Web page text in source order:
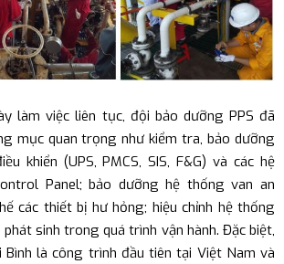
làm việc liên tục, đội bảo dưỡng PPS đã
mục quan trọng như kiểm tra, bảo dưỡng
khiển (UPS, PMCS, SIS, F&G) và các hệ
Panel; bảo dưỡng hệ thống van an
các thiết bị hư hỏng; hiệu chỉnh hệ thống
sinh trong quá trình vận hành. Đặc biệt,
Bình là công trình đầu tiên tại Việt Nam và